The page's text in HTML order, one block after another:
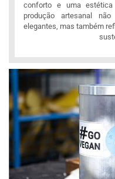
conforto e uma
produção artesanal
elegantes, mas também